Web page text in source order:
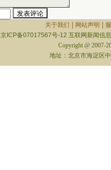
关于我们 | 网站声明 |
京ICP备07017567号-12 互联网新闻信
Copyright @ 2007-
地址：北京市海淀区